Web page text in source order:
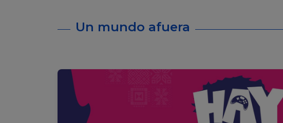
significativos, entre otros.
Un mundo afuera